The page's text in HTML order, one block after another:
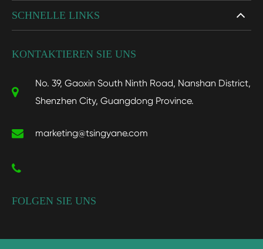
SCHNELLE LINKS
KONTAKTIEREN SIE UNS
No. 39, Gaoxin South Ninth Road, Nanshan District,
Shenzhen City, Guangdong Province.
marketing@tsingyane.com
FOLGEN SIE UNS